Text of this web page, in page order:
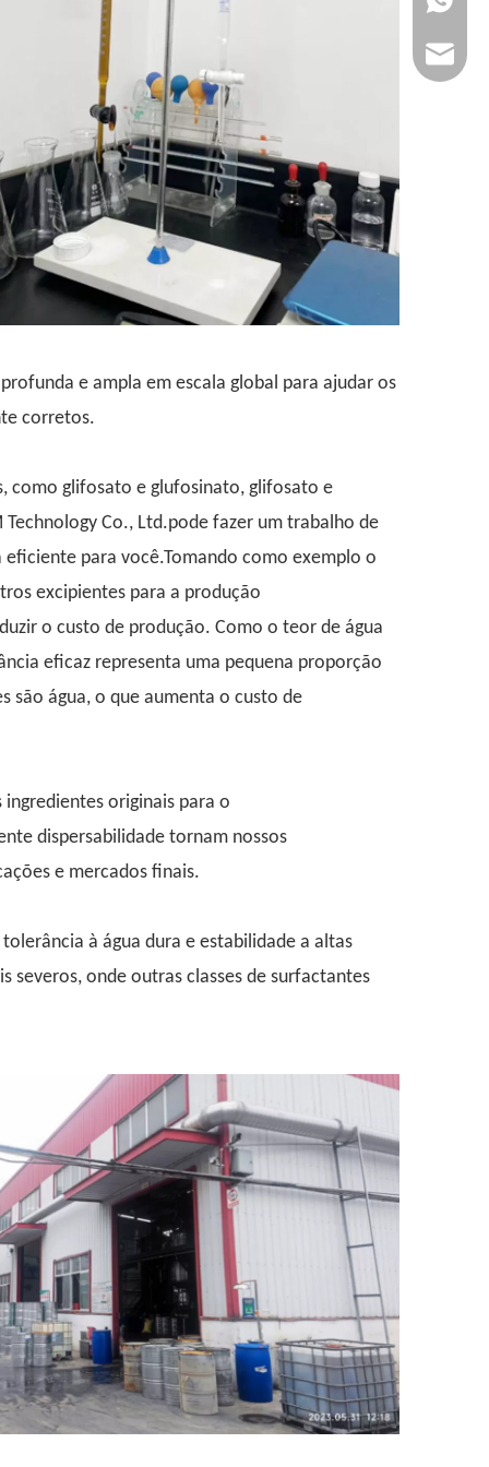
e ampla em escala global para ajudar os
corretos.
como glifosato e glufosinato, glifosato e
Co., Ltd.pode fazer um trabalho de
para você.Tomando como exemplo o
excipientes para a produção
o custo de produção. Como o teor de água
eficaz representa uma pequena proporção
são água, o que aumenta o custo de
originais para o
dispersabilidade tornam nossos
e mercados finais.
à água dura e estabilidade a altas
onde outras classes de surfactantes